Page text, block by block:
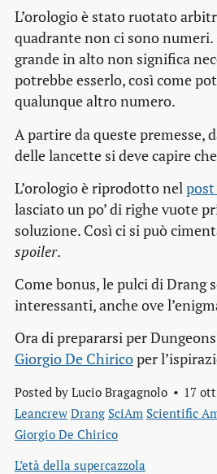
L’orologio è stato ruotato
quadrante non ci sono numeri.
grande in alto non significa
potrebbe esserlo, così come
qualunque altro numero.
A partire da queste premesse,
delle lancette si deve capire
L’orologio è riprodotto nel
lasciato un po’ di righe vuote
soluzione. Così ci si può
spoiler.
Come bonus, le pulci di Drang
interessanti, anche ove
Ora di prepararsi per
Giorgio De Chiricoper
Posted by Lucio Bragagnolo 17
Leancrew Drang SciAm Scientific
Giorgio De Chirico
L’età della supercazzola